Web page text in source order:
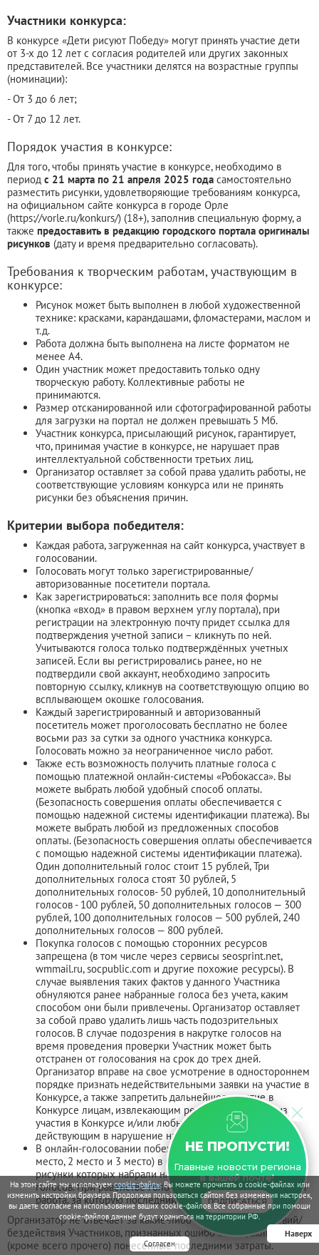
На этом сайте мы используемcookie-файлы. Вы можете прочитать о cookie-файлах или
изменить настройки браузера. Продолжая пользоваться сайтом без изменения настроек,
вы даете согласие на использование ваших cookie-файлов. Все собранные при помощи
cookie-файлов данные будут храниться на территории РФ.
Согласен
Наверх
Участники конкурса:
В конкурсе «Дети рисуют Победу» могут принять участие дети
от 3-х до 12 лет с согласия родителей или других законных
представителей. Все участники делятся на возрастные группы
(номинации):
- От 3 до 6 лет;
- От 7 до 12 лет.
Порядок участия в конкурсе:
Для того, чтобы принять участие в конкурсе, необходимо в
период с 21 марта по 21 апреля 2025 года самостоятельно
разместить рисунки, удовлетворяющие требованиям конкурса,
на официальном сайте конкурса в городе Орле
(https://vorle.ru/konkurs/) (18+), заполнив специальную форму, а
также предоставить в редакцию городского портала оригиналы
рисунков (дату и время предварительно согласовать).
Требования к творческим работам, участвующим в
конкурсе:
Рисунок может быть выполнен в любой художественной
технике: красками, карандашами, фломастерами, маслом и
т.д.
Работа должна быть выполнена на листе форматом не
менее А4.
Один участник может предоставить только одну
творческую работу. Коллективные работы не
принимаются.
Размер отсканированной или сфотографированной работы
для загрузки на портал не должен превышать 5 Мб.
Участник конкурса, присылающий рисунок, гарантирует,
что, принимая участие в конкурсе, не нарушает прав
интеллектуальной собственности третьих лиц.
Организатор оставляет за собой права удалить работы, не
соответствующие условиям конкурса или не принять
рисунки без объяснения причин.
Критерии выбора победителя:
Каждая работа, загруженная на сайт конкурса, участвует в
голосовании.
Голосовать могут только зарегистрированные/
авторизованные посетители портала.
Как зарегистрироваться: заполнить все поля формы
(кнопка «вход» в правом верхнем углу портала), при
регистрации на электронную почту придет ссылка для
подтверждения учетной записи – кликнуть по ней.
Учитываются голоса только подтверждённых учетных
записей. Если вы регистрировались ранее, но не
подтвердили свой аккаунт, необходимо запросить
повторную ссылку, кликнув на соответствующую опцию во
всплывающем окошке голосования.
Каждый зарегистрированный и авторизованный
посетитель может проголосовать бесплатно не более
восьми раз за сутки за одного участника конкурса.
Голосовать можно за неограниченное число работ.
Также есть возможность получить платные голоса с
помощью платежной онлайн-системы «Робокасса». Вы
можете выбрать любой удобный способ оплаты.
(Безопасность совершения оплаты обеспечивается с
помощью надежной системы идентификации платежа). Вы
можете выбрать любой из предложенных способов
оплаты. (Безопасность совершения оплаты обеспечивается
с помощью надежной системы идентификации платежа).
Один дополнительный голос стоит 15 рублей, Три
дополнительных голоса стоят 30 рублей, 5
дополнительных голосов- 50 рублей, 10 дополнительный
голосов - 100 рублей, 50 дополнительных голосов — 300
рублей, 100 дополнительных голосов — 500 рублей, 240
дополнительных голосов — 800 рублей.
Покупка голосов с помощью сторонних ресурсов
запрещена (в том числе через сервисы seosprint.net,
wmmail.ru, socpublic.com и другие похожие ресурсы). В
случае выявления таких фактов у данного Участника
обнуляются ранее набранные голоса без учета, каким
способом они были привлечены. Организатор оставляет
за собой право удалить лишь часть подозрительных
голосов. В случае подозрения в накрутке голосов на
время проведения проверки Участник может быть
отстранен от голосования на срок до трех дней.
Организатор вправе на свое усмотрение в одностороннем
порядке признать недействительными заявки на участие в
Конкурсе, а также запретить дальнейшее участие в
Конкурсе лицам, извлекающим регулярную выгоду из
участия в Конкурсе и/или любым иным образом,
действующим в нарушение настоящих Правил.
В онлайн-голосовании побеждают по три участника (1
место, 2 место и 3 место) в каждой возрастной категории,
рисунки которых набрали наибольшее количество
голосов. При равенстве голосов победителем признается
работа, за которую последний голос был отдан раньше.
Организатор не отвечает за какие-либо последствия действий/
бездействия Участников, признанных ошибочными, включая
(кроме всего прочего) понесенные последними затраты.
НЕ ПРОПУСТИ!
Главные новости региона
в вашей почте!
ПОДПИСАТЬСЯ